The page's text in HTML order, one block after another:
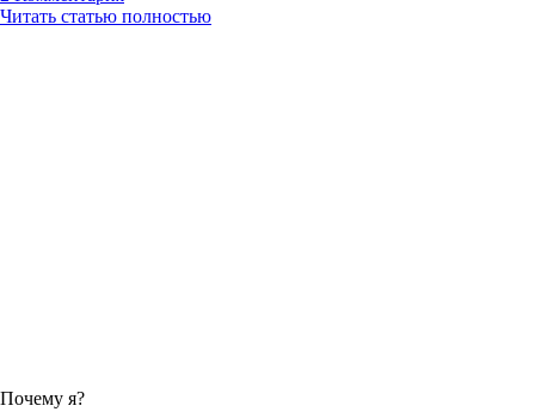
Читать статью полностью
Почему я?